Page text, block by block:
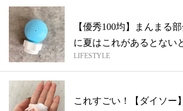
【優秀100均】まんまる
に夏はこれがあるとない
LIFESTYLE
これすごい！【ダイソー